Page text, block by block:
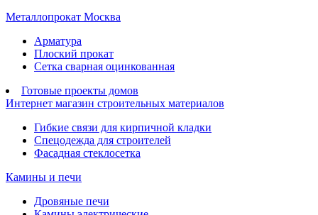
Металлопрокат Москва
Арматура
Плоский прокат
Сетка сварная оцинкованная
Готовые проекты домов
Интернет магазин строительных материалов
Гибкие связи для кирпичной кладки
Спецодежда для строителей
Фасадная стеклосетка
Камины и печи
Дровяные печи